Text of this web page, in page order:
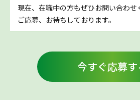
現在、在職中の方もぜひお問い合わせ
ご応募、お待ちしております。
今すぐ応募す